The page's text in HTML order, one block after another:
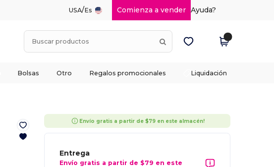
USA/Es Comienza a vender Ayuda?
Bolsas Otro Regalos promocionales Liquidación
Envío gratis a partir de $79 en este almacén!
Entrega
Envío gratis a partir de $79 en este